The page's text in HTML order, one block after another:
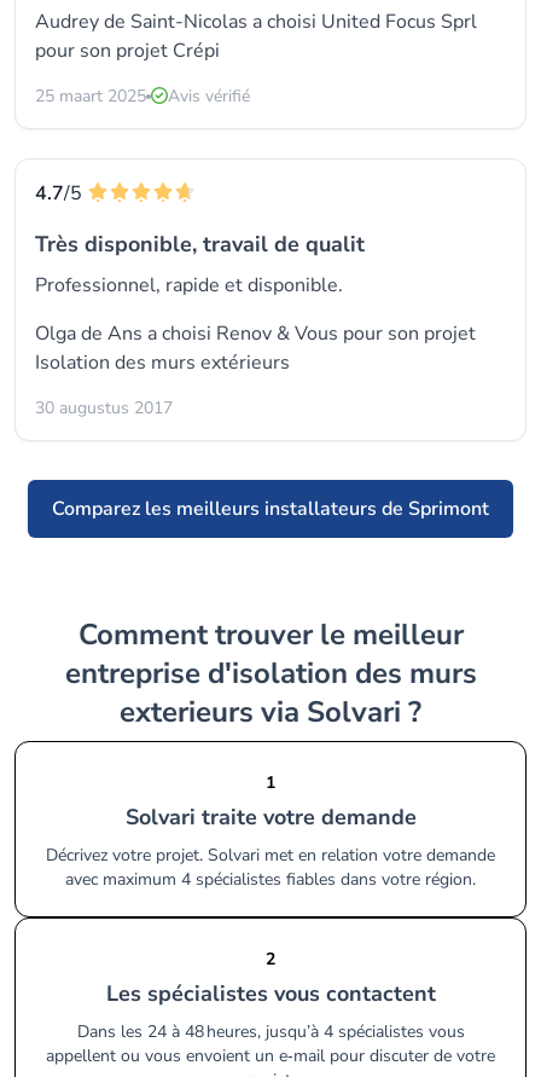
Audrey de Saint-Nicolas a choisi United Focus Sprl
pour son projet Crépi
25 maart 2025 Avis vérifié
4.7/5
Très disponible, travail de qualit
Professionnel, rapide et disponible.
Olga de Ans a choisi Renov & Vous pour son projet
Isolation des murs extérieurs
30 augustus 2017
Comparez les meilleurs installateurs de Sprimont
Comment trouver le meilleur
entreprise d'isolation des murs
exterieurs via Solvari ?
1
Solvari traite votre demande
Décrivez votre projet. Solvari met en relation votre demande
avec maximum 4 spécialistes fiables dans votre région.
2
Les spécialistes vous contactent
Dans les 24 à 48 heures, jusqu’à 4 spécialistes vous
appellent ou vous envoient un e‑mail pour discuter de votre